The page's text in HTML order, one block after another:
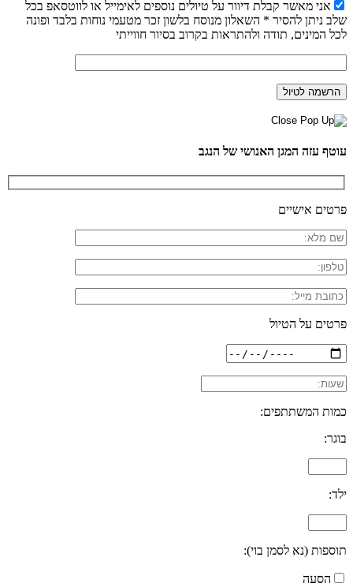
אני מאשר קבלת דיוור על טיולים נוספים לאימייל או לווטסאפ בכל
שלב ניתן להסיר * השאלון מנוסח בלשון זכר מטעמי נוחות בלבד ופונה
לכל המינים, תודה ולהתראות בקרוב בסיור חווייתי
עוטף עזה המגן האנושי של הנגב
פרטים אישיים
פרטים על הטיול
כמות המשתתפים:
בוגר:
ילד:
תוספות (נא לסמן בוי):
הסעה